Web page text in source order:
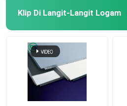
Klip Di Langit-Langit Logam